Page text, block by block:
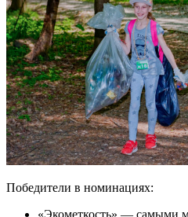
Победители в номинациях:
«Экометкость» — самыми